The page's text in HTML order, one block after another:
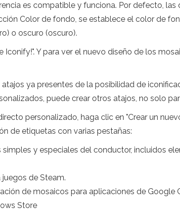
es compatible y funciona. Por defecto,
Color de fondo, se establece el color de
o oscuro (oscuro).
Iconify!". Y para ver el nuevo diseño de los
ya presentes de la posibilidad de
puede crear otros atajos, no solo
personalizado, haga clic en "Crear un
de etiquetas con varias pestañas:
y especiales del conductor, incluidos
de Steam.
de mosaicos para aplicaciones de Google
Store